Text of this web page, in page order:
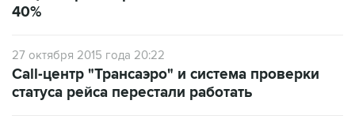
40%
27 октября 2015 года 20:22
Call-центр "Трансаэро" и система проверки
статуса рейса перестали работать